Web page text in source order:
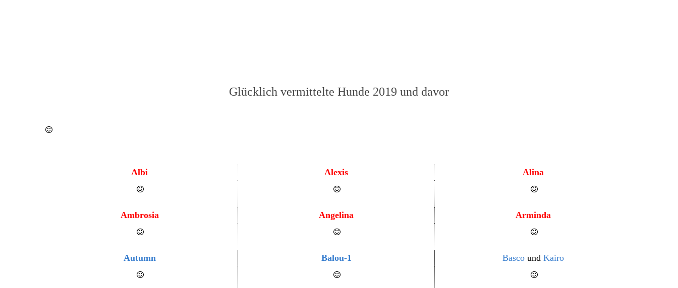
Glücklich vermittelte Hunde 2019 und davor
Albi Alexis Alina
Ambrosia Angelina Arminda
Autumn Balou-1 Basco und Kairo